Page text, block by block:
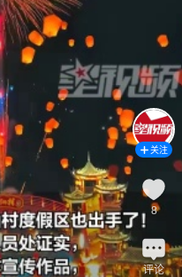
关注
8
评论